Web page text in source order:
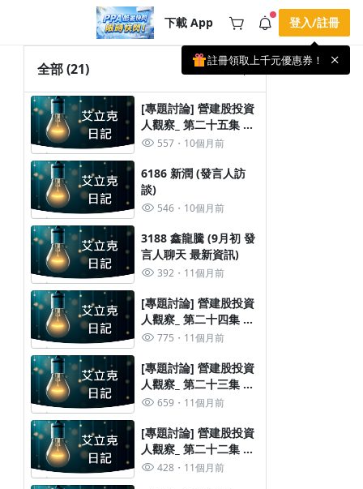
下載 App
載 APP 領取獎勵，隨時吸收新知識
手機掃描下載🌞 PPA 避暑津貼．冷氣房升級｜
期間快閃活動
🥵 酷暑限時快閃｜單筆滿 NT$2,500 現
折 NT$300、再贈最高 2% 點數回饋！
🚀 酷暑來襲．偷偷在冷氣房升級 📈
⭐️ 【冷氣房進修 限時開跑】◾單筆滿
NT$2,500 現折 NT$300◾活動期間：即
日起 - 8/13（只有一週）-📣 酷暑季好康
\ 再加碼 /→ 點數回饋無上限🔥購買任一
課程 or 訂閱✅ 消費即享回饋 1% 點數
✅ 滿 $5,000 回饋 2% 點數🎁 此為 PPA
官方帳號 Line@ 專屬活動，加入好友👉
享有「渠道專屬活動」及「個人化推
播」！
3 天前
查看全部
登入/註冊
註冊領取上千元優惠券！
全部(21)
[專題討論] 營建股投資
人觀察_ 第二十五集 營
建股熱第二天?
557 10個月前
6186 新潤 (發言人訪
談)
546 10個月前
3188 鑫龍騰 (9月初 發
言人聊天 最新資訊)
392 11個月前
[專題討論] 營建股投資
人觀察_ 第二十四集 營
建股只熱一天?
775 11個月前
[專題討論] 營建股投資
人觀察_ 第二十三集 深
度分析72-2鬆綁 行政院
659 11個月前
[專題討論] 營建股投資
人觀察_ 第二十二集 政
策風向改變中
428 11個月前